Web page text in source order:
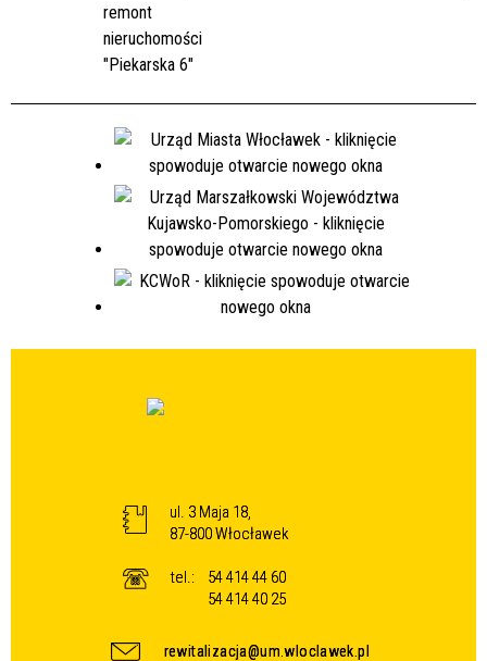
remont
nieruchomości
"Piekarska 6"
ul. 3 Maja 18,
87-800 Włocławek
tel.:
54 414 44 60
54 414 40 25
rewitalizacja@um.wloclawek.pl